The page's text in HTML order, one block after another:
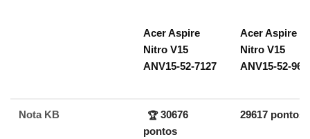
Acer Aspire
Nitro V15
ANV15-52-7127
Acer Aspire
Nitro V15
ANV15-52-
Nota KB 🏆30676
pontos
29617 pontos